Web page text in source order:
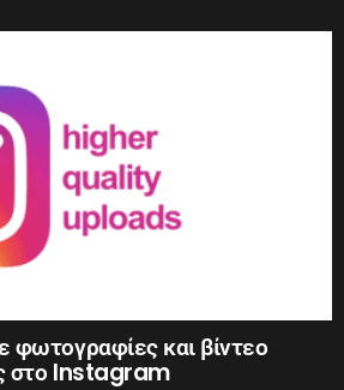
φωτογραφίες και βίντεο
στο Instagram